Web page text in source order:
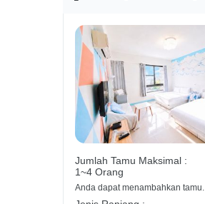
Jumlah Tamu Maksimal :
1~4 Orang
Anda dapat menambahkan tamu.